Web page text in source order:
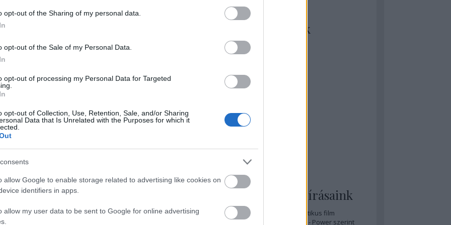
opt-out of the Sharing of my personal data.
opt-out of the Sale of my Personal Data.
opt-out of processing my Personal Data for Targeted
opt-out of Collection, Use, Retention, Sale, and/or Sharing
Data that Is Unrelated with the Purposes for which it
allow Google to enable storage related to advertising like cookies on
identifiers in apps.
allow my user data to be sent to Google for online advertising
érdekesek és emberiek. Viszonylag sok szálon
(akiknek a sorsa végül összefonódik), de ez
kellően egyedi és kedvelhető ahhoz, hogy ne
Lana volt, a korábban séfként dolgozó
talán a legfontosabb szerep hárul. Nagyon
kíváncsi vagyok, vajon mi lett a további sorsuk,
remélem, a következő kötet(ek)ben még
ha nem, hiszen aKiválasztottKrónikája a
valójában egy disztópia (és fantasy)
el a világ abba az állapotába, amelyben majd a
kalandon és megpróbáltatáson keresztül)
erőkkel. A regény izgalmas, gondolatébresztő és
olvasni. Az írónő nagyon ismeri az emberi lélek
könnyű azonosulni. A könyv nem túl nehéz
fantasykhez és disztópiákhoz hasonlítani,
viszont abszolút szórakoztató. És annyi
igencsak várom a következő kötetet.
Akiket szívesen
nézünk/olvasunk
Borosta szerint
DarkSide Joint
Filmbook
Filmtrailer
Mozi Mánia app
Nézze meg az ember!
Jus & Calzone
A legolvasottabb írásaink
A 20 legjobb posztapokaliptikus film
A 15 legjobb időutazós film - Power szerint